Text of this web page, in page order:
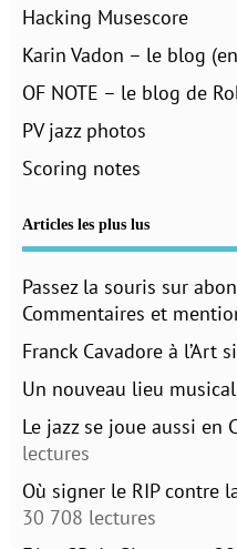
Hacking Musescore
Karin Vadon – le blog
OF NOTE – le blog de
PV jazz photos
Scoring notes
Articles les plus lus
Passez la souris sur
Commentaires et
Franck Cavadore à l’Art
Un nouveau lieu
Le jazz se joue aussi en
lectures
Où signer le RIP contre
30 708 lectures